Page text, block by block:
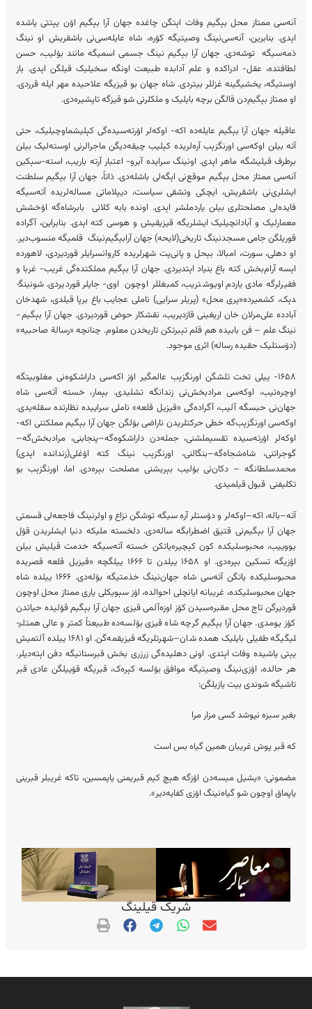
آنه­‌سی ممتاز محل بېگیم وفات اېتگن چاغده جهان آرا بېگیم اۉن یېتتی یاشده
اېدی. بنابرین، آنه‌سی‌نینگ وصیتی­گه کۉره، شاه عایله‌سی‌نی باشقریش او نینگ
ذمه‌سیگه توشه‌دی. جهان آرا بېگیم­ نینگ جسمی اسمی­گه مانند بۉلیب، حسن
لطافتده، عقل- ادراک­ده و علم آدابده طبیعت اون­گه سخی­لیک قیلگن اېدی. باز
اوستی­گه، یخشی­گینه غزللر بیتردی. شاه جهان بو قیزی­گه علاحیده مهر ایله قرردی.
او ممتاز بېگیم‌­دن قالگن برچه بای­لیک و ملکلرنی شو قیزگه تاپشیره‌دی.
عاقیله جهان آرا بېگیم عایله‌ده اکه- اوکه‌لر اۉرته‌سیده­‌گی کېلیشماوچیلیک، حتی
آته بیلن اوکه‌سی اورنگزېب آره‌لریده کېلیب چیقه‌دیگن ماجرالرنی اوسته‌لیک بیلن
برطرف قیلیش­گه ماهر اېدی. اونینگ سرایده آبرو- اعتبار آرته باریب، استه-سېکین
آنه­‌سی ممتاز محل بېگیم موقع‌نی اېگه‌لی باشله‌دی. ذاتاً، جهان آرا بېگیم سلطنت
ایشلری‌نی باشقریش، ایچکی وتشقی سیاست، دیپلاماتی مساله‌لریده آته‌سیگه
فایده‌لی مصلحت­لری بیلن یاردم­لشر اېدی. اونده بابه کلانی بابرشاه­‌گه اۉخشش
معمارلیک و آبادانچیلیک ایشلری­گه قیزیقیش و هوسی کته اېدی. بنابراین، آگر‌اده
قوریلگن جامی مسجدنینگ تاریخی(لایحه) جهان آرابېگیم‌­نینگ قلمی­گه منسوب‌دیر.
او دهلی، سورت، امبالا، بېحل و پانی‌پت شهرلریده کاروان­سرای­لر قوردیردی، لاهورده
اېسه آرام‌بخش کته باغ بنیاد اېتدیردی. جهان آرا بېگیم مملکتده‌گی غریب- غربا و
فقیرلرگه مادی یاردم اویوشتریب، کمبغل­لر اوچون اوی- جایلر قوردیردی. شونینگ­
دېک، کشمیرده«پری محل» (پری­لر سرایی) ناملی عجایب باغ برپا قیلدی، شهدخان
آبادده علی‌مرلان خان اریغینی قازدیریب، نقش­کار حوض قوردیردی. جهان آرا بېگیم ­
نینگ علم – فن بابیده هم قلم تېبرتکن تاریخ­دن معلوم. چنانچه «رسالة صاحبیه»
(دۉستلیک حقیده رساله) اثری موجود.
۱۶۵۸- ییلی تخت تلشگن اورنگزېب عالمگیر اۉز اکه‌سی داراشکوه‌نی مغلوبیت­گه
اوچره‌­تیب، اوکه‌­سی مرادبخش‌نی زندان­گه تشلیدی. بېمار، خسته آته‌سی شاه
جهان‌نی حبس­گه آلیب، آگراده‌گی «قیزیل قلعه» ناملی سراییده نظارتده سقله‌یدی.
اوکه‌سی اورنگزېب‌گه خطی حرکتلریدن ناراضی بۉلگن جهان آرا بېگیم مملکتنی اکه-
اوکه‌لر اۉرته‌سیده تقسیم­لشنی، جمله‌دن داراشکوه‌گه–پنجابنی، مرادبخش‌گه–
گوجراتنی، شاه‌شجاه­‌گه–بنگالنی، اورنگزېب­ نینگ کته اۉغلی(زندانده اېدی)
محمدسلطان­گه – دکان‌نی بۉلیب بېریشنی مصلحت بېره‌دی. اما، اورنگزېب بو
تکلیفنی قبول قیلمیدی.
آته–باله، اکه–اوکه‌لر و دۉست­لر آره سیگه توشگن نزاع و اولرنینگ فاجعه‌لی قسمتی
جهان آرا بېگیم‌نی قتیق اضطراب­گه ساله‌دی. دلخسته ملیکه دنیا ایشلریدن قۉل
یووییب، محبوس­لیکده کون کېچیره‌یاتکن خسته آته‌سی­گه خدمت قیلیش بیلن
اۉزیگه تسکین بېره‌دی. او ۱۶۵۸ ییلدن تا ۱۶۶۶ ییلگچه «قیزیل قلعه قصریده
محبوس­لیکده یاتگن آته‌سی شاه جهان‌نینگ خذمتیگه بۉله‌دی. ۱۶۶۶ ییلده شاه
جهان محبوس­لیکده، غریبانه ایا‌نچلی احوالده، اۉز سېویکلی یاری ممتاز محل اوچون
قوردیرگن تاج محل مقبره‌­سیدن کۉز اوزه­‌آلمی قیزی جهان آرا بېگیم قۉلیده حیاتدن
کۉز یومدی. جهان آرا بېگیم گرچه شاه قیزی بۉلسه­‌ده طبیعتاً کمتر و عالی همتلی­
لیگی­گه طفیلی بایلیک همده شان–شهرت­لری­گه قیزیقمه‌گن. او ۱۶۸۱ ییلده آلتمیش
یېتی یاشیده وفات اېتدی. اونی دهلی­ده‌گی زرزری بخش قبرستانی­گه دفن اېته‌دیلر.
هر حالده، اۉزی‌نینگ وصیتی­گه موافق بۉلسه کېره­‌ک، قبری­گه قۉییلگن عادی قبر
تاشی­گه شوندی بیت یازیلگن:
بغیر سبزه نپوشد کسی مزار مرا
که قبر پوش غریبان همین گیاه بس است
مضمونی: «یشیل میسه‌دن اۉزگه هېچ کیم قبریمنی یاپمسین، تاکه غریبلر قبرینی
یاپماق اوچون شو گیاه‌نینگ اۉزی کفایه‌دیر».
شریک قیلینگ